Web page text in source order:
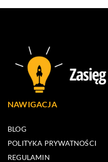
NAWIGACJA
BLOG
POLITYKA PRYWATNOŚCI
REGULAMIN